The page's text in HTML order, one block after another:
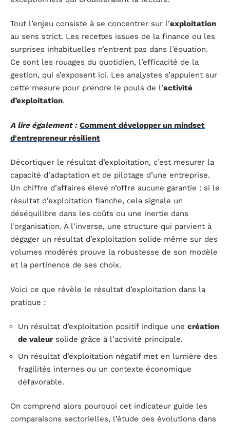
Tout l’enjeu consiste à se concentrer sur l’exploitation
au sens strict. Les recettes issues de la finance ou les
surprises inhabituelles n’entrent pas dans l’équation.
Ce sont les rouages du quotidien, l’efficacité de la
gestion, qui s’exposent ici. Les analystes s’appuient sur
cette mesure pour prendre le pouls de l’activité
d’exploitation.
A lire également : Comment développer un mindset
d'entrepreneur résilient
Décortiquer le résultat d’exploitation, c’est mesurer la
capacité d’adaptation et de pilotage d’une entreprise.
Un chiffre d’affaires élevé n’offre aucune garantie : si le
résultat d’exploitation flanche, cela signale un
déséquilibre dans les coûts ou une inertie dans
l’organisation. À l’inverse, une structure qui parvient à
dégager un résultat d’exploitation solide même sur des
volumes modérés prouve la robustesse de son modèle
et la pertinence de ses choix.
Voici ce que révèle le résultat d’exploitation dans la
pratique :
Un résultat d’exploitation positif indique une création
de valeursolide grâce à l’activité principale.
Un résultat d’exploitation négatif met en lumière des
fragilités internes ou un contexte économique
défavorable.
On comprend alors pourquoi cet indicateur guide les
comparaisons sectorielles, l’étude des évolutions dans